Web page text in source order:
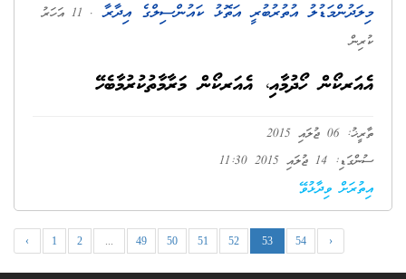
މިލަދުންމަޑުލު އުތުރުބުރީ އަތޮޅު ކައުންސިލްގެ އިދާރާ
. 11 އަހަރު
ކުރިން
އެއަރކޯން ހޯދުމާއި، އެއަރކޯން މަރާމާތުކުރުމާބެހޭ
ތާރީޚު: 06 ޖުލައި 2015
ސުންގަޑި: 14 ޖުލައި 2015 11:30
އިތުރަށް ވިދާޅުވޭ
‹ 1 2 ... 49 50 51 52 53 54 ›